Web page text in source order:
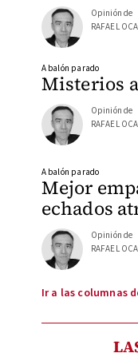
Opinión de
RAFAEL
Misterios
A balón parado
Opinión de
RAFAEL
Mejor
echados
A balón parado
Opinión de
RAFAEL
Ir a las columnas